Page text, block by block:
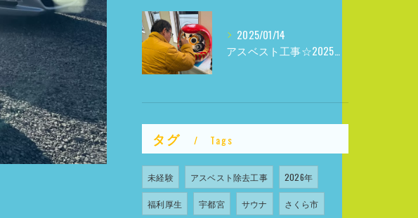
2025/01/14
アスベスト工事☆2025年☆
タグ Tags
未経験 アスベスト除去工事 2026年
福利厚生 宇都宮 サウナ さくら市